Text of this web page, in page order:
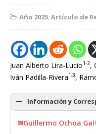
Año 2025,Artículo de
Juan Alberto Lira-Lucio1-2,
Iván Padilla-Rivera1‘3,
Información y
✉Guillermo Ochoa